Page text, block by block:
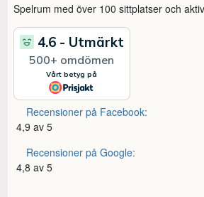
Spelrum med över 100 sittplatser och
Recensioner på Facebook:
4,9 av 5
Recensioner på Google:
4,8 av 5